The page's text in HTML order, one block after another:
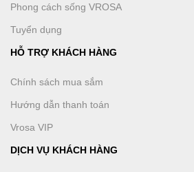
Phong cách sống VROSA
Tuyển dụng
HỖ TRỢ KHÁCH HÀNG
Chính sách mua sắm
Hướng dẫn thanh toán
Vrosa VIP
DỊCH VỤ KHÁCH HÀNG